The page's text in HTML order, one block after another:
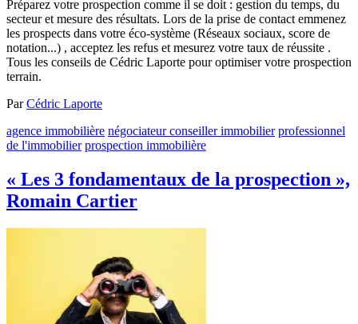
Préparez votre prospection comme il se doit : gestion du temps, du
secteur et mesure des résultats. Lors de la prise de contact emmenez
les prospects dans votre éco-système (Réseaux sociaux, score de
notation...) , acceptez les refus et mesurez votre taux de réussite .
Tous les conseils de Cédric Laporte pour optimiser votre prospection
terrain.
ParCédric Laporte
agence immobilière négociateur conseiller immobilier professionnel
de l'immobilier prospection immobilière
« Les 3 fondamentaux de la prospection »,
Romain Cartier